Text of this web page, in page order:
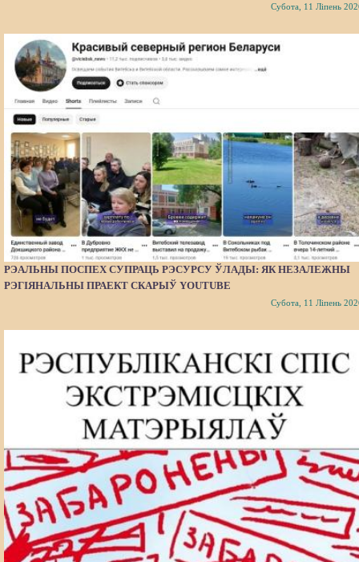
Субота, 11 Ліпень
РЭАЛЬНЫ ПОСПЕХ СУПРАЦЬ РЭСУРСУ ЎЛАДЫ: ЯК НЕЗАЛЕЖНЫ
РЭГІЯНАЛЬНЫ ПРАЕКТ СКАРЫЎ YOUTUBE
Субота, 11 Ліпень